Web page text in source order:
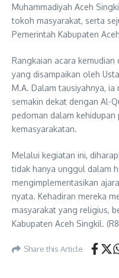
Muhammadiyah Aceh
tokoh masyarakat, serta
Pemerintah Kabupaten
Rangkaian acara
yang disampaikan oleh
M.A. Dalam tausiyahnya,
semakin dekat dengan Al-
pedoman dalam kehidupan
kemasyarakatan.
Melalui kegiatan ini,
tidak hanya unggul dalam
mengimplementasikan
nyata. Kehadiran mereka
masyarakat yang religius,
Kabupaten Aceh Singkil.
Share this Article